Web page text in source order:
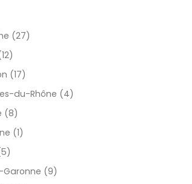
(27)
(17)
du-Rhône (4)
(8)
(1)
Garonne (9)